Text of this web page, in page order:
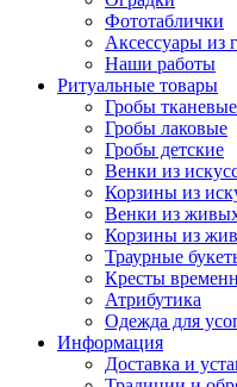
Фототаблички
Аксессуары из
Наши работы
Ритуальные товары
Гробы тканевые
Гробы лаковые
Гробы детские
Венки из
Корзины из
Венки из
Корзины из
Траурные
Кресты
Атрибутика
Одежда для
Информация
Доставка и